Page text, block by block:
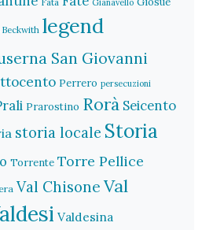
Gianavello
Beckwith legend
San Giovanni
Perrero persecuzioni
Prarostino Rorà Seicento
storia locale Storia
Torrente Torre Pellice
Val Chisone Val
Valdesina